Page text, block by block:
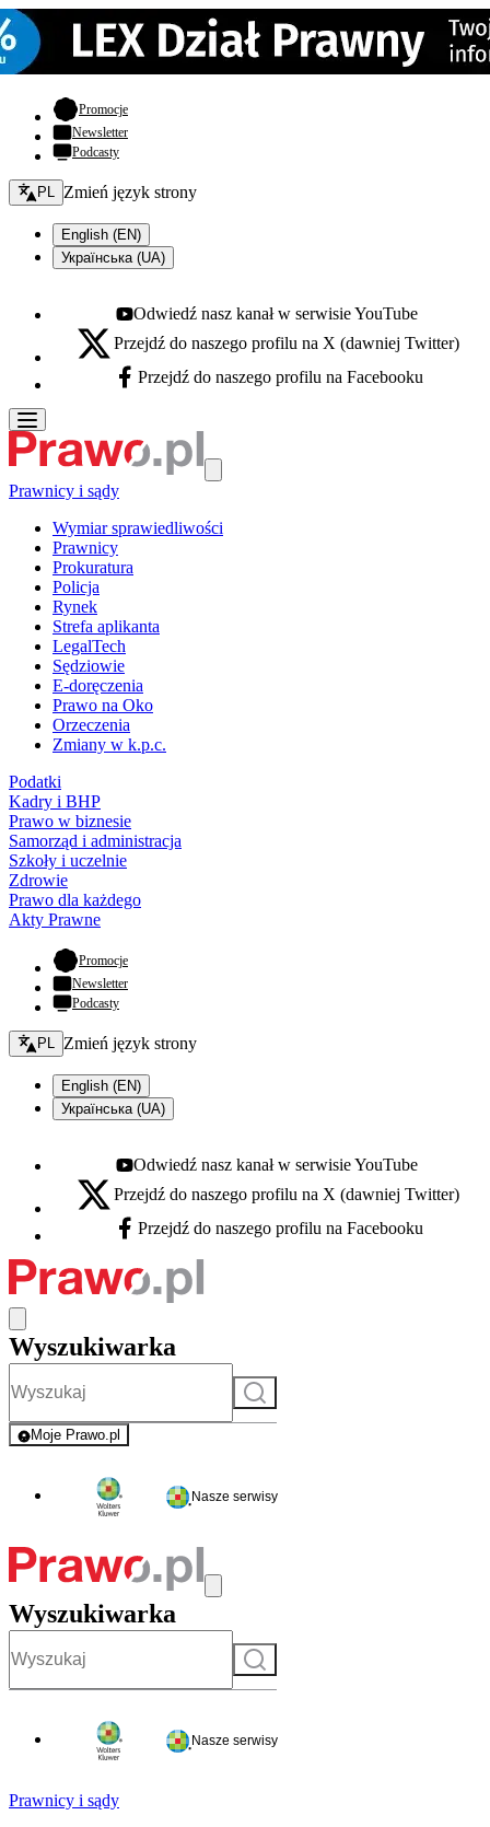
Promocje- otwiera się w nowej karcie
Newsletter
Podcasty
Zmień język - bieżący:
PL Zmień język strony
English (EN)
Українська (UA)
Youtube - otwiera się w nowej karcie
Odwiedź nasz kanał w serwisie YouTube
X - otwiera się w nowej karcie
Przejdź do naszego profilu na X (dawniej Twitter)
Facebook - otwiera się w nowej karcie
Przejdź do naszego profilu na Facebooku
Prawnicy i sądy
Wymiar sprawiedliwości
Prawnicy
Prokuratura
Policja
Rynek
Strefa aplikanta
LegalTech
Sędziowie
E-doręczenia
Prawo na Oko
Orzeczenia
Zmiany w k.p.c.
Podatki
Kadry i BHP
Prawo w biznesie
Samorząd i administracja
Szkoły i uczelnie
Zdrowie
Prawo dla każdego
Akty Prawne
Promocje- otwiera się w nowej karcie
Newsletter
Podcasty
Zmień język - bieżący:
PL Zmień język strony
English (EN)
Українська (UA)
Youtube - otwiera się w nowej karcie
Odwiedź nasz kanał w serwisie YouTube
X - otwiera się w nowej karcie
Przejdź do naszego profilu na X (dawniej Twitter)
Facebook - otwiera się w nowej karcie
Przejdź do naszego profilu na Facebooku
Wyszukiwarka
Szukaj
Moje Prawo.pl
- rejestracja i logowanie do serwisu
Nasze serwisy
Wyszukiwarka
Szukaj
Nasze serwisy
Prawnicy i sądy